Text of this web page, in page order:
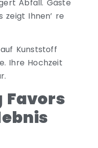
Abfall. Gäste
zeigt Ihnen’ re
Kunststoff
Ihre Hochzeit
Favors